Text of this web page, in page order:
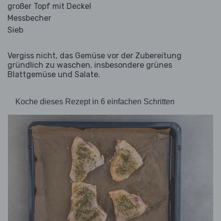
großer Topf mit Deckel
Messbecher
Sieb
Vergiss nicht, das Gemüse vor der Zubereitung
gründlich zu waschen, insbesondere grünes
Blattgemüse und Salate.
Koche dieses Rezept in 6 einfachen Schritten